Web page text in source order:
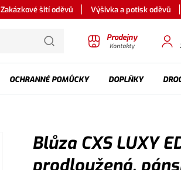
Zakázkové šití oděvů Výšivka a potisk oděvů
Prodejny
Kontakty
OCHRANNÉ POMŮCKY DOPLŇKY
Blůza CXS LUXY
prodloužená,